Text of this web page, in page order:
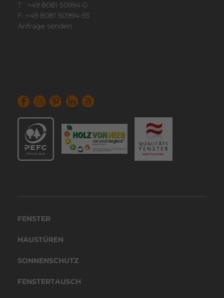
T: +49 8081 50994-0
F: +49 8081 50994-93
Anfrage senden
FENSTER
HAUS­TÜREN
SONNEN­SCHUTZ
FENS­TER­TAUSCH